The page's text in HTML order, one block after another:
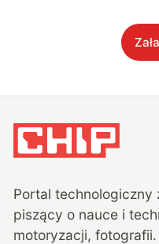
Portal technologiczny
piszący o nauce i
motoryzacji, fotografii.